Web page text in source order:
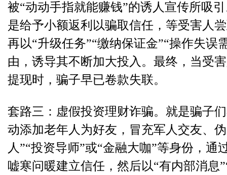
被“动动手指就能赚钱”的诱人宣传所吸
是给予小额返利以骗取信任，等受害人
再以“升级任务”“缴纳保证金”“操作失误
由，诱导其不断加大投入。最终，当受
提现时，骗子早已卷款失联。
套路三：虚假投资理财诈骗。就是骗子
动添加老年人为好友，冒充军人交友、
人”“投资导师”或“金融大咖”等身份，通
嘘寒问暖建立信任，然后以“有内部消息